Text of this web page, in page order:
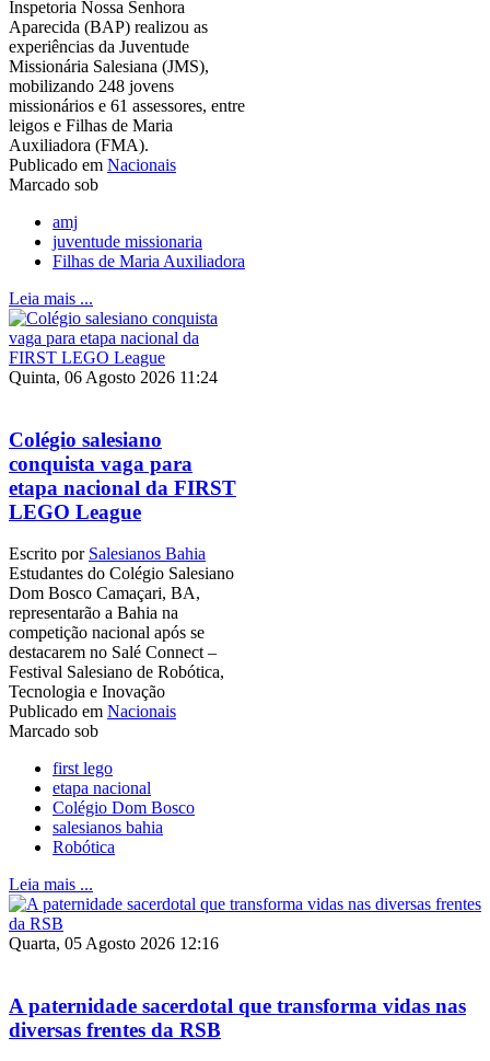
Inspetoria Nossa Senhora
Aparecida (BAP) realizou as
experiências da Juventude
Missionária Salesiana (JMS),
mobilizando 248 jovens
missionários e 61 assessores, entre
leigos e Filhas de Maria
Auxiliadora (FMA).
Publicado em Nacionais
Marcado sob
amj
juventude missionaria
Filhas de Maria Auxiliadora
Leia mais ...
Quinta, 06 Agosto 2026 11:24
Colégio salesiano
conquista vaga para
etapa nacional da FIRST
LEGO League
Escrito por Salesianos Bahia
Estudantes do Colégio Salesiano
Dom Bosco Camaçari, BA,
representarão a Bahia na
competição nacional após se
destacarem no Salé Connect –
Festival Salesiano de Robótica,
Tecnologia e Inovação
Publicado em Nacionais
Marcado sob
first lego
etapa nacional
Colégio Dom Bosco
salesianos bahia
Robótica
Leia mais ...
Quarta, 05 Agosto 2026 12:16
A paternidade sacerdotal que transforma vidas nas
diversas frentes da RSB